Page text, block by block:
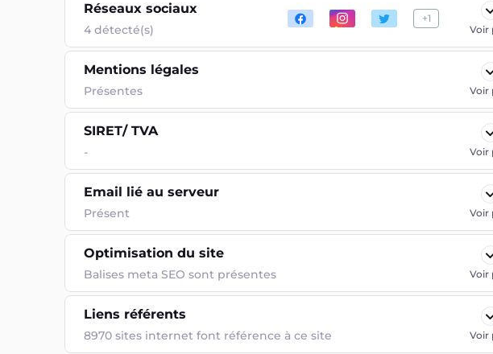
Réseaux sociaux
4 détecté(s)
+1
Voir
Mentions légales
Présentes Voir
SIRET/ TVA
- Voir
Email lié au serveur
Présent Voir
Optimisation du site
Balises meta SEO sont présentes Voir
Liens référents
8970 sites internet font référence à ce site Voir